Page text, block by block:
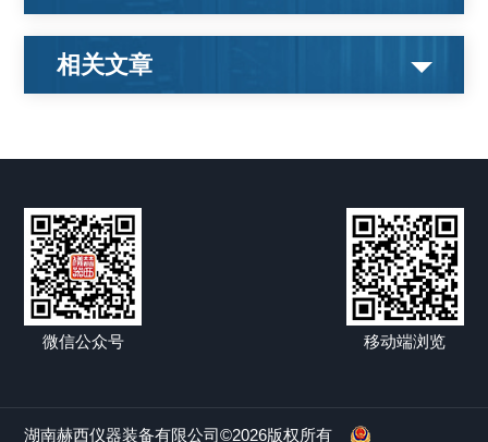
相关文章
微信公众号 移动端浏览
湖南赫西仪器装备有限公司©2026版权所有